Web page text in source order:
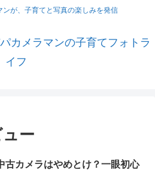
が、子育てと写真の楽しみを発信
カメラマンの子育てフォトラ
イフ
ー
古カメラはやめとけ？一眼初心